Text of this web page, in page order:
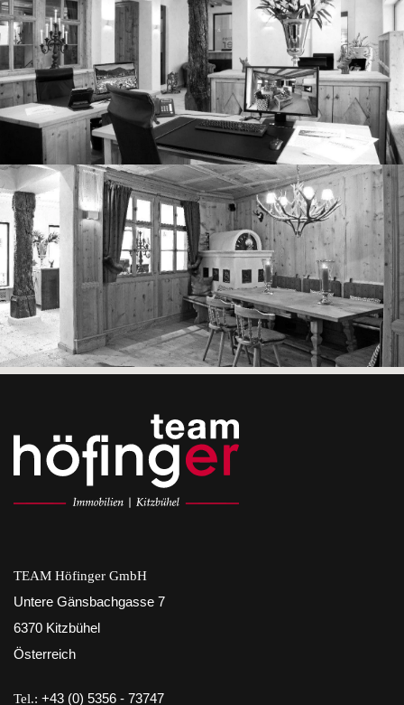
TEAM Höfinger GmbH
Untere Gänsbachgasse 7
6370 Kitzbühel
Österreich
Tel.: +43 (0) 5356 - 73747